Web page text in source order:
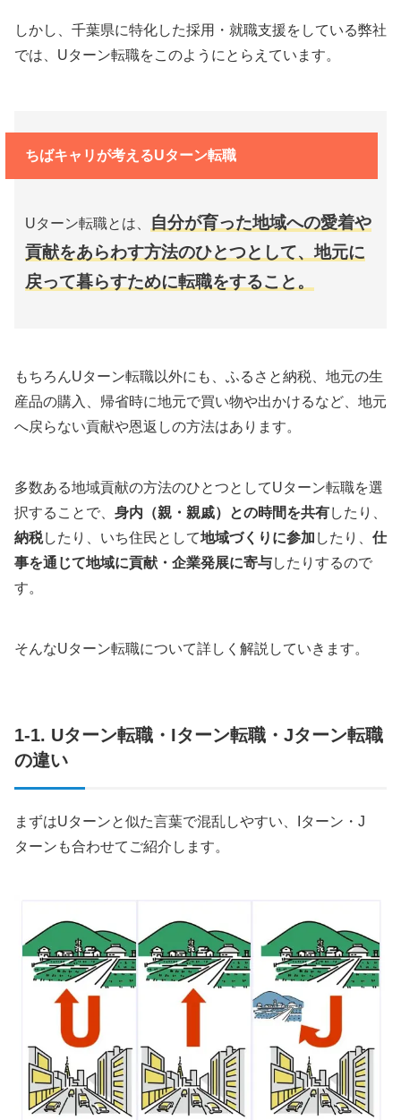
しかし、千葉県に特化した採用・就職支援をしている弊社
では、Uターン転職をこのようにとらえています。
ちばキャリが考えるUターン転職
Uターン転職とは、
自分が育った地域への愛着や
貢献をあらわす方法のひとつとして、地元に
戻って暮らすために転職をすること。
もちろんUターン転職以外にも、ふるさと納税、地元の生
産品の購入、帰省時に地元で買い物や出かけるなど、地元
へ戻らない貢献や恩返しの方法はあります。
多数ある地域貢献の方法のひとつとしてUターン転職を選
択することで、 身内（親・親戚）との時間を共有したり、
納税したり、いち住民として地域づくりに参加 したり、 仕
事を通じて地域に貢献・企業発展に寄与したりするので
す。
そんなUターン転職について詳しく解説していきます。
1-1. Uターン転職・Iターン転職・Jターン転職
の違い
まずはUターンと似た言葉で混乱しやすい、Iターン・J
ターンも合わせてご紹介します。